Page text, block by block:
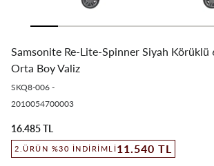
Samsonite Re-Lite-Spinner Siyah
Orta Boy Valiz
SKQ8-006 -
2010054700003
16.485 TL
2.ÜRÜN %30 İNDIRIMLI11.540 TL